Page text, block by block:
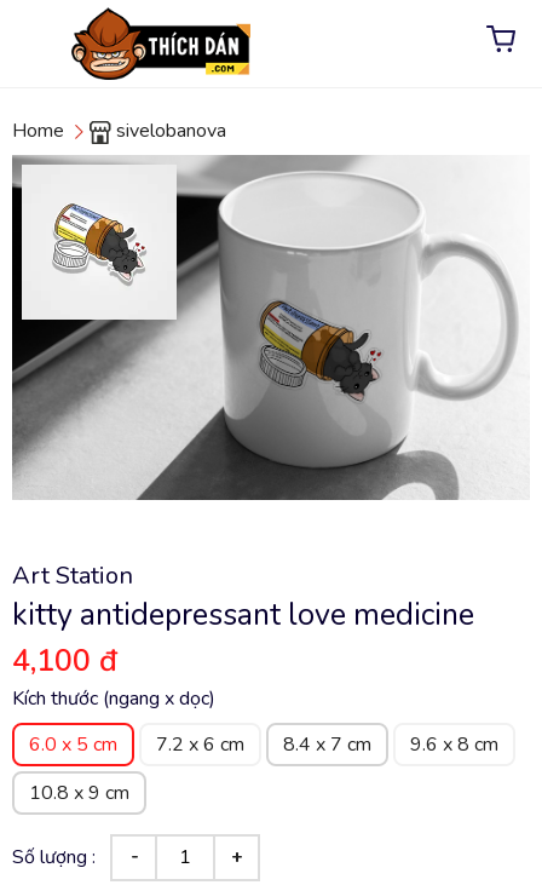
Home sivelobanova
Art Station
kitty antidepressant love medicine
4,100 đ
Kích thước (ngang x dọc)
6.0 x 5 cm
7.2 x 6 cm 8.4 x 7 cm
9.6 x 8 cm
10.8 x 9 cm
Số lượng :